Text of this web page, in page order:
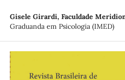
Gisele Girardi, Faculdade
Graduanda em Psicologia (IMED)